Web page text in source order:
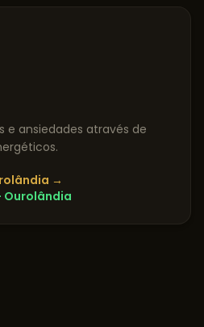
e ansiedades através de
→
Ourolândia